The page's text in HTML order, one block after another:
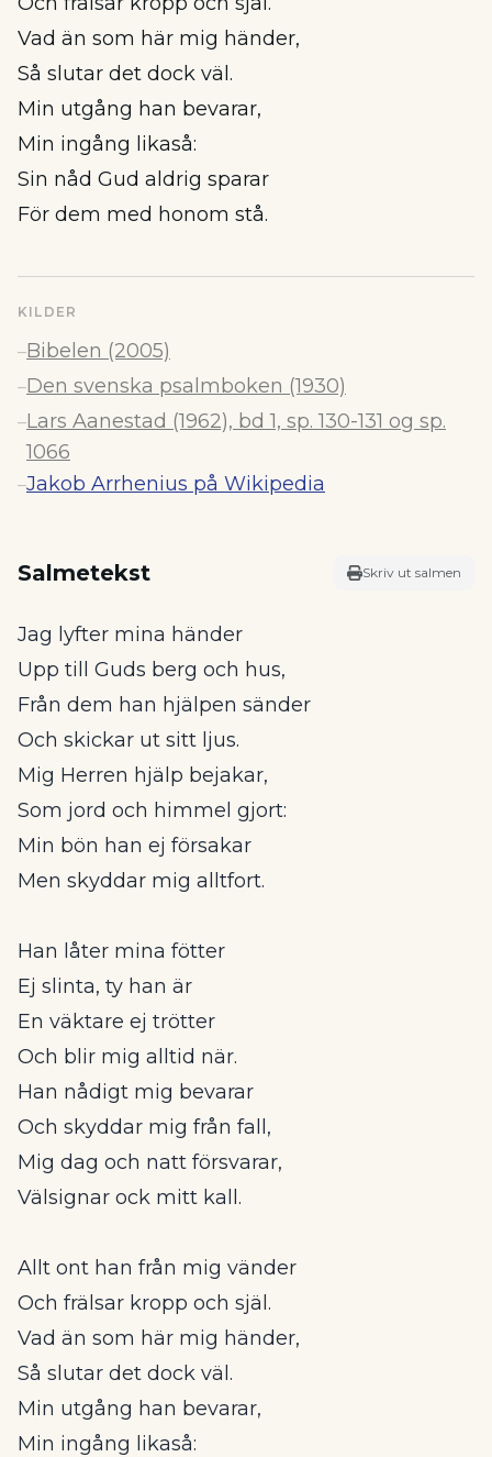
Vad än som här mig händer,
Så slutar det dock väl.
Min utgång han bevarar,
Min ingång likaså:
Sin nåd Gud aldrig sparar
För dem med honom stå.
KILDER
–Bibelen (2005)
–Den svenska psalmboken (1930)
–Lars Aanestad (1962), bd 1, sp. 130-131 og sp.
1066
–Jakob Arrhenius på Wikipedia
Salmetekst Skriv ut salmen
Jag lyfter mina händer
Upp till Guds berg och hus,
Från dem han hjälpen sänder
Och skickar ut sitt ljus.
Mig Herren hjälp bejakar,
Som jord och himmel gjort:
Min bön han ej försakar
Men skyddar mig alltfort.
Han låter mina fötter
Ej slinta, ty han är
En väktare ej trötter
Och blir mig alltid när.
Han nådigt mig bevarar
Och skyddar mig från fall,
Mig dag och natt försvarar,
Välsignar ock mitt kall.
Allt ont han från mig vänder
Och frälsar kropp och själ.
Vad än som här mig händer,
Så slutar det dock väl.
Min utgång han bevarar,
Min ingång likaså: